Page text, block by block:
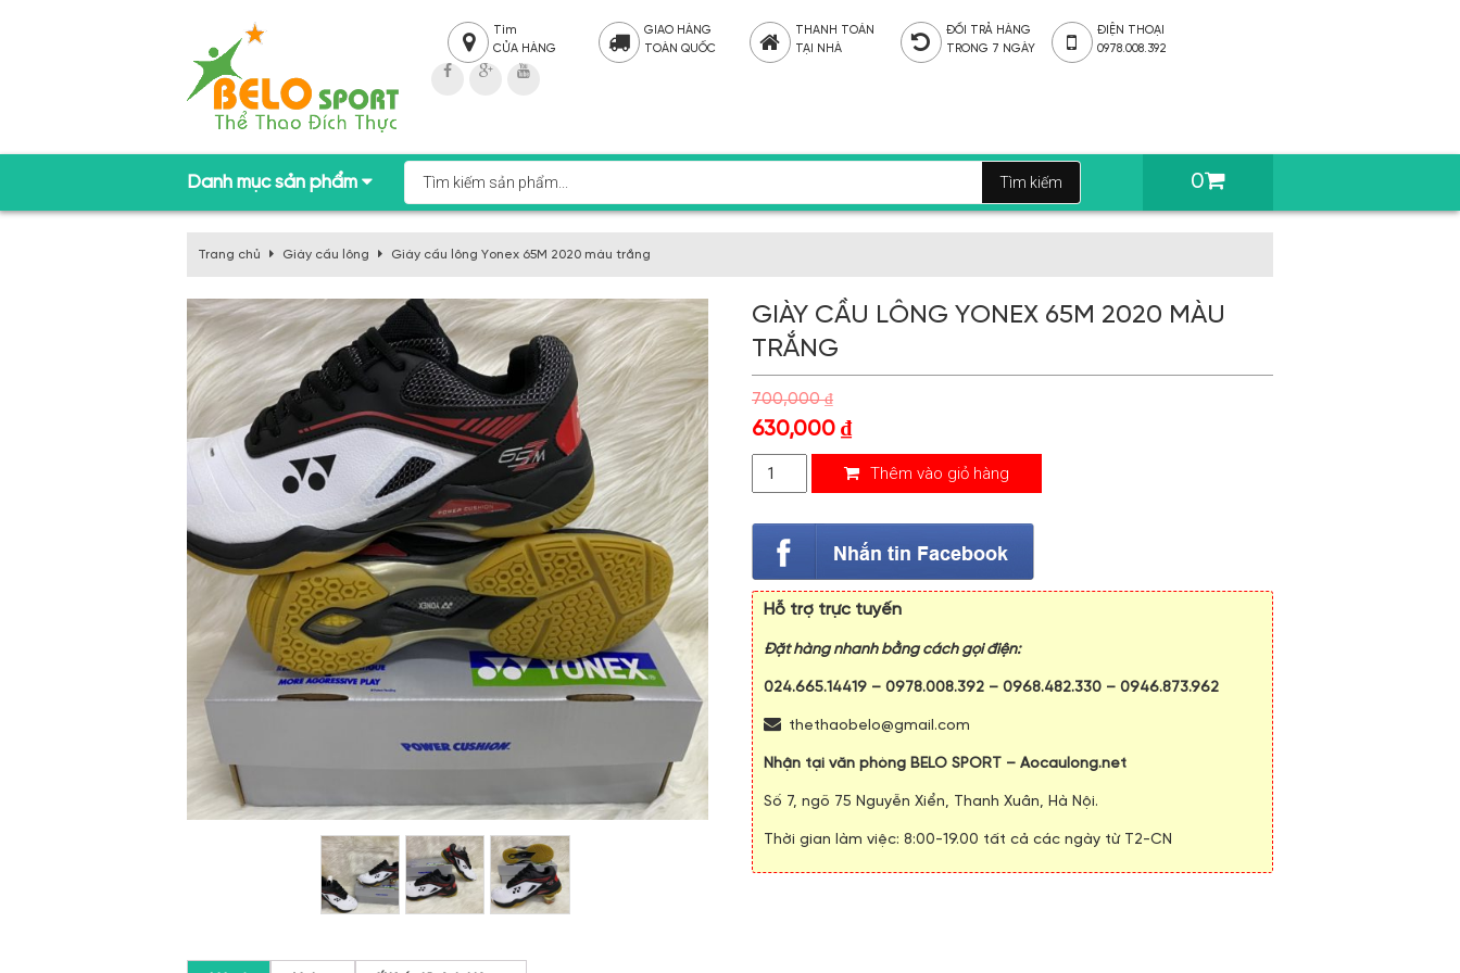
Tìm
CỬA HÀNG
GIAO HÀNG
TOÀN QUỐC
THANH TOÁN
TẠI NHÀ
ĐỔI TRẢ HÀNG
TRONG 7 NGÀY
ĐIỆN THOẠI
0978.008.392
Danh mục sản phẩm 0
Trang chủ Giày cầu lông Giày cầu lông Yonex 65M 2020 màu trắng
GIÀY CẦU LÔNG YONEX 65M 2020 MÀU
TRẮNG
700,000₫
630,000 ₫
Thêm vào giỏ hàng
Hỗ trợ trực tuyến
Đặt hàng nhanh bằng cách gọi điện:
024.665.14419 – 0978.008.392 – 0968.482.330 – 0946.873.962
thethaobelo@gmail.com
Nhận tại văn phòng BELO SPORT – Aocaulong.net
Số 7, ngõ 75 Nguyễn Xiển, Thanh Xuân, Hà Nội.
Thời gian làm việc: 8:00-19.00 tất cả các ngày từ T2-CN